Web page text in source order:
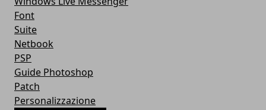
Font
Suite
Netbook
PSP
Guide Photoshop
Patch
Personalizzazione